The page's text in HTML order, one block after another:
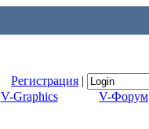
Регистрация |
V-Graphics
V-Форум